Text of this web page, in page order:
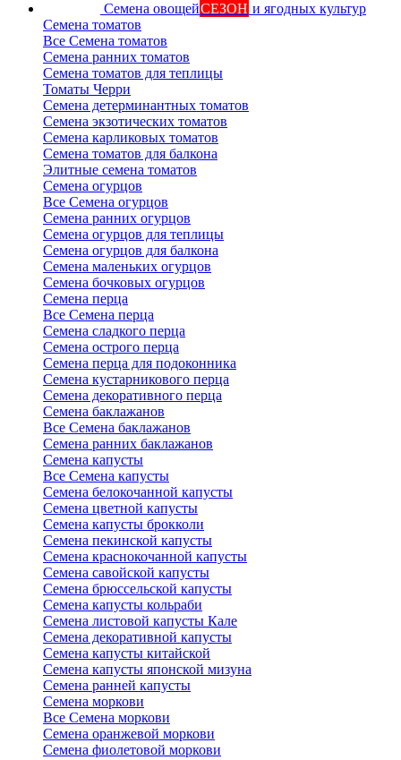
Семена овощейСЕЗОН и ягодных культур
Семена томатов
Все Семена томатов
Семена ранних томатов
Семена томатов для теплицы
Томаты Черри
Семена детерминантных томатов
Семена экзотических томатов
Семена карликовых томатов
Семена томатов для балкона
Элитные семена томатов
Семена огурцов
Все Семена огурцов
Семена ранних огурцов
Семена огурцов для теплицы
Семена огурцов для балкона
Семена маленьких огурцов
Семена бочковых огурцов
Семена перца
Все Семена перца
Семена сладкого перца
Семена острого перца
Семена перца для подоконника
Семена кустарникового перца
Семена декоративного перца
Семена баклажанов
Все Семена баклажанов
Семена ранних баклажанов
Семена капусты
Все Семена капусты
Семена белокочанной капусты
Семена цветной капусты
Семена капусты брокколи
Семена пекинской капусты
Семена краснокочанной капусты
Семена савойской капусты
Семена брюссельской капусты
Семена капусты кольраби
Семена листовой капусты Кале
Семена декоративной капусты
Семена капусты китайской
Семена капусты японской мизуна
Семена ранней капусты
Семена моркови
Все Семена моркови
Семена оранжевой моркови
Семена фиолетовой моркови